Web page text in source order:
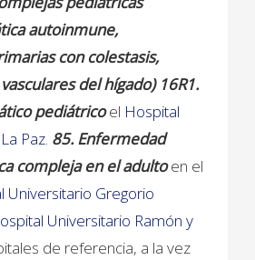
autoinmune,
con colestasis,
del hígado) 16R1.
pediátricoel Hospital
Paz. 85. Enfermedad
compleja en el adultoen el
Universitario Gregorio
Universitario Ramón y
de referencia, a la vez